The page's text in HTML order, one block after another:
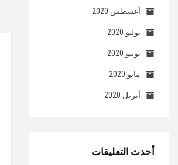
أغسطس 2020
يوليو 2020
يونيو 2020
مايو 2020
أبريل 2020
أحدث التعليقات